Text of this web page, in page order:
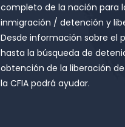
completo de la nación para
inmigración / detención y
Desde información sobre el
hasta la búsqueda de
obtención de la liberación
la CFIA podrá ayudar.